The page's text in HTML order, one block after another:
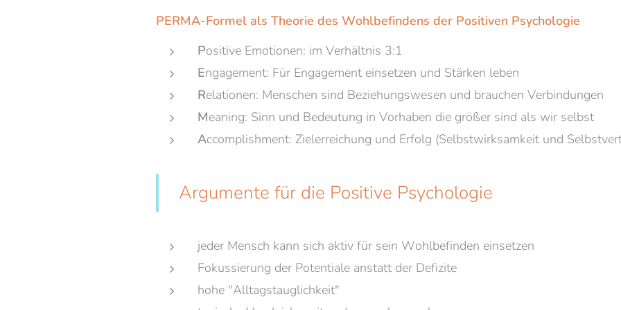
PERMA-Formel als Theorie des Wohlbefindens der Positiven Psychologie
Positive Emotionen: im Verhältnis 3:1
Engagement: Für Engagement einsetzen und Stärken leben
Relationen: Menschen sind Beziehungswesen und brauchen Verbindungen
Meaning: Sinn und Bedeutung in Vorhaben die größer sind als wir selbst
Accomplishment: Zielerreichung und Erfolg (Selbstwirksamkeit und
Argumente für die Positive Psychologie
jeder Mensch kann sich aktiv für sein Wohlbefinden einsetzen
Fokussierung der Potentiale anstatt der Defizite
hohe "Alltagstauglichkeit"